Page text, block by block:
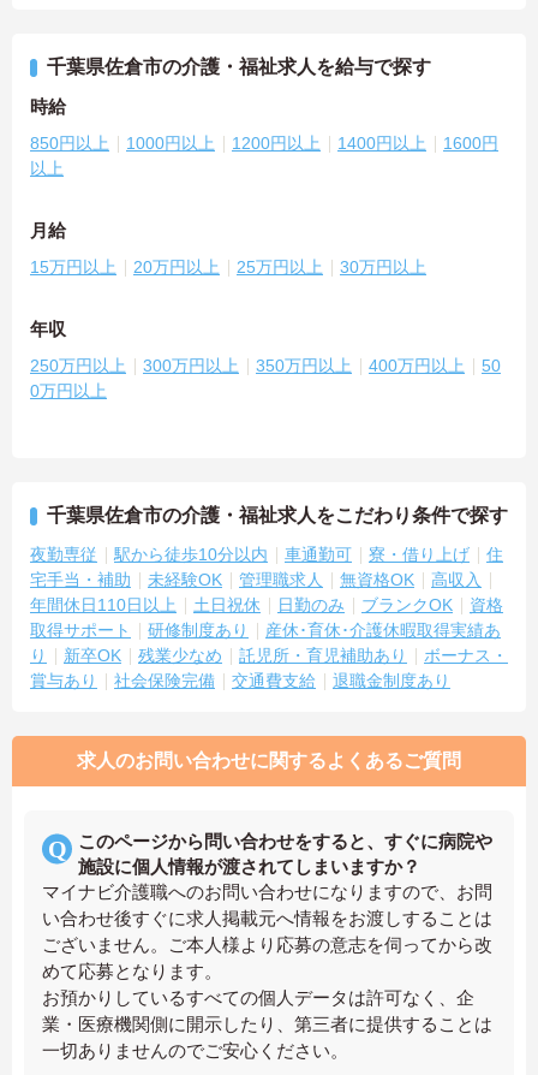
千葉県佐倉市の介護・福祉求人を給与で探す
時給
850円以上 1000円以上 1200円以上 1400円以上
1600円
以上
月給
15万円以上 20万円以上 25万円以上 30万円以上
年収
250万円以上 300万円以上 350万円以上 400万円以上
50
0万円以上
千葉県佐倉市の介護・福祉求人をこだわり条件で探す
夜勤専従 駅から徒歩10分以内 車通勤可 寮・借り上げ
住
宅手当・補助
未経験OK 管理職求人 無資格OK
高収入
年間休日110日以上
土日祝休 日勤のみ ブランクOK
資格
取得サポート
研修制度あり
産休･育休･介護休暇取得実績あ
り
新卒OK 残業少なめ 託児所・育児補助あり
ボーナス・
賞与あり
社会保険完備 交通費支給 退職金制度あり
求人のお問い合わせに関するよくあるご質問
このページから問い合わせをすると、すぐに病院や
施設に個人情報が渡されてしまいますか？
マイナビ介護職へのお問い合わせになりますので、お問
い合わせ後すぐに求人掲載元へ情報をお渡しすることは
ございません。ご本人様より応募の意志を伺ってから改
めて応募となります。
お預かりしているすべての個人データは許可なく、企
業・医療機関側に開示したり、第三者に提供することは
一切ありませんのでご安心ください。